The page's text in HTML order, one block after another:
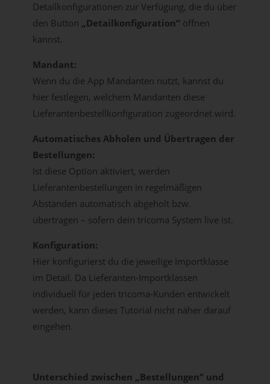
Detailkonfigurationen zur Verfügung, die du über
den Button „Detailkonfiguration“ öffnen
kannst.
Mandant:
Wenn du die App Mandanten nutzt, kannst du
hier festlegen, welchem Mandanten diese
Lieferantenbestellkonfiguration zugeordnet wird.
Automatisches Abholen und Übertragen der
Bestellungen:
Ist diese Option aktiviert, werden
Lieferantenbestellungen in regelmäßigen
Abständen automatisch abgeholt bzw.
übertragen – sofern dein tricoma System live ist.
Konfiguration:
Hier konfigurierst du die jeweilige Importklasse
im Detail. Da Lieferanten-Importklassen
individuell für jeden tricoma-Kunden entwickelt
werden, kann dieses Tutorial nicht näher darauf
eingehen.
Unterschied zwischen „Bestellungen“ und